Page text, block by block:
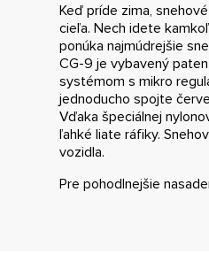
Keď príde zima,
cieľa. Nech idete
ponúka najmúdrejšie
CG-9 je vybavený
systémom s mikro
jednoducho spojte
Vďaka špeciálnej
ľahké liate ráfiky.
vozidla.
Pre pohodlnejšie